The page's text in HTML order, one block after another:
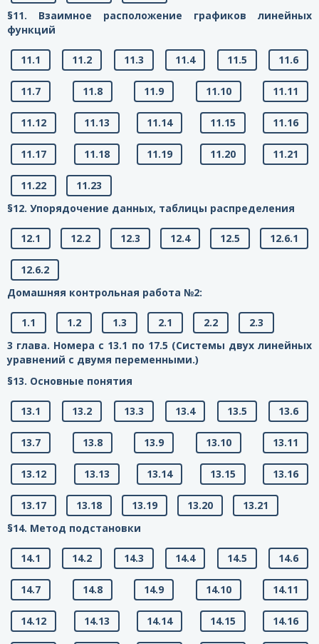
§11. Взаимное расположение графиков линейных
функций
11.1 11.2 11.3 11.4 11.5 11.6
11.7 11.8 11.9 11.10 11.11
11.12 11.13 11.14 11.15 11.16
11.17 11.18 11.19 11.20 11.21
11.22
11.23
§12. Упорядочение данных, таблицы распределения
12.1 12.2 12.3 12.4 12.5 12.6.1
12.6.2
Домашняя контрольная работа №2:
1.1 1.2 1.3 2.1 2.2
2.3
3 глава. Номера с 13.1 по 17.5 (Системы двух линейных
уравнений с двумя переменными.)
§13. Основные понятия
13.1 13.2 13.3 13.4 13.5 13.6
13.7 13.8 13.9 13.10 13.11
13.12 13.13 13.14 13.15 13.16
13.17 13.18 13.19 13.20
13.21
§14. Метод подстановки
14.1 14.2 14.3 14.4 14.5 14.6
14.7 14.8 14.9 14.10 14.11
14.12 14.13 14.14 14.15 14.16